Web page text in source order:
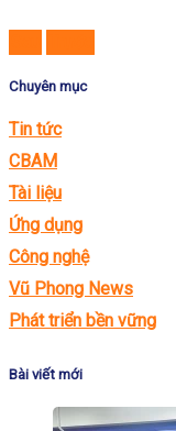
Chuyên mục
Tin tức
CBAM
Tài liệu
Ứng dụng
Công nghệ
Vũ Phong News
Phát triển bền vững
Bài viết mới